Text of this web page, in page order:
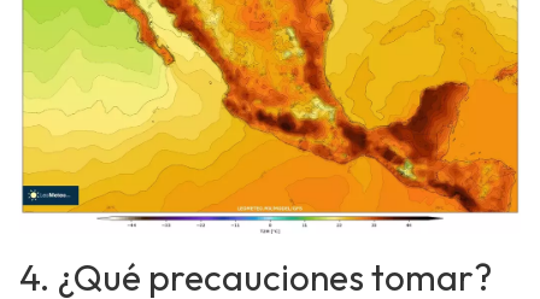
4. ¿Qué precauciones tomar?